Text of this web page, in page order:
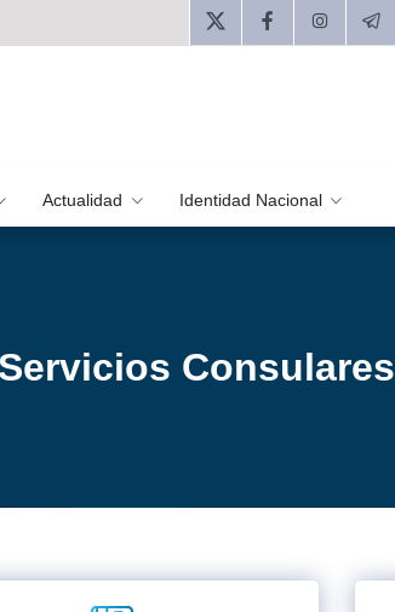
Actualidad Identidad Nacional
Consulares